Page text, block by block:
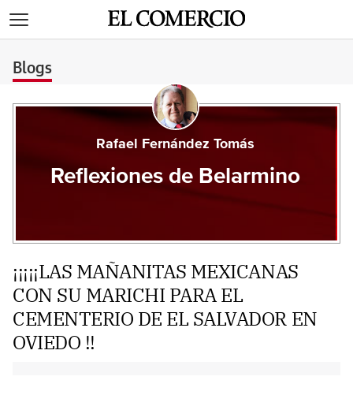
Blogs
Rafael Fernández Tomás
Reflexiones de Belarmino
¡¡¡¡¡LAS MAÑANITAS MEXICANAS
CON SU MARICHI PARA EL
CEMENTERIO DE EL SALVADOR EN
OVIEDO !!